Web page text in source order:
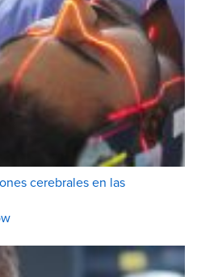
cerebrales en las